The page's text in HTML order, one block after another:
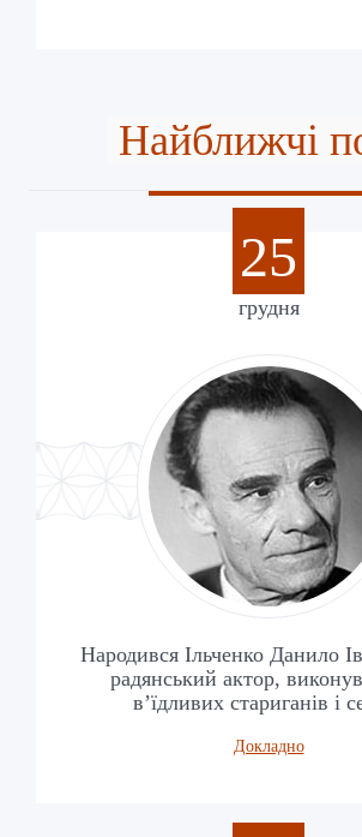
Найближчі
25
грудня
Народився Ільченко Данило
радянський актор,
в’їдливих стариганів і
Докладно